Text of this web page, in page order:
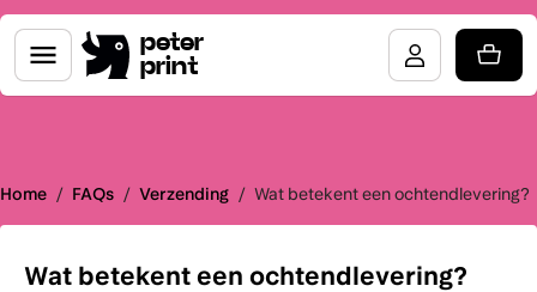
peter
print
Home / FAQs / Verzending / Wat betekent een ochtendlevering?
Wat betekent een ochtendlevering?